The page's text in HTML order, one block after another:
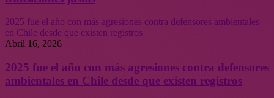
2025 fue el año con más agresiones contra defensores ambientales
en Chile desde que existen registros
Abril 16, 2026
2025 fue el año con más agresiones contra defensores
ambientales en Chile desde que existen registros